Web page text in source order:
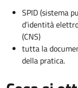
SPID (sistema
d’identità
(CNS)
tutta la
della pratica.